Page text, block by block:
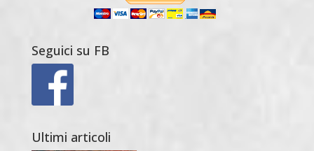
Seguici su FB
Ultimi articoli